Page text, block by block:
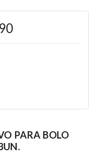
PARA BOLO